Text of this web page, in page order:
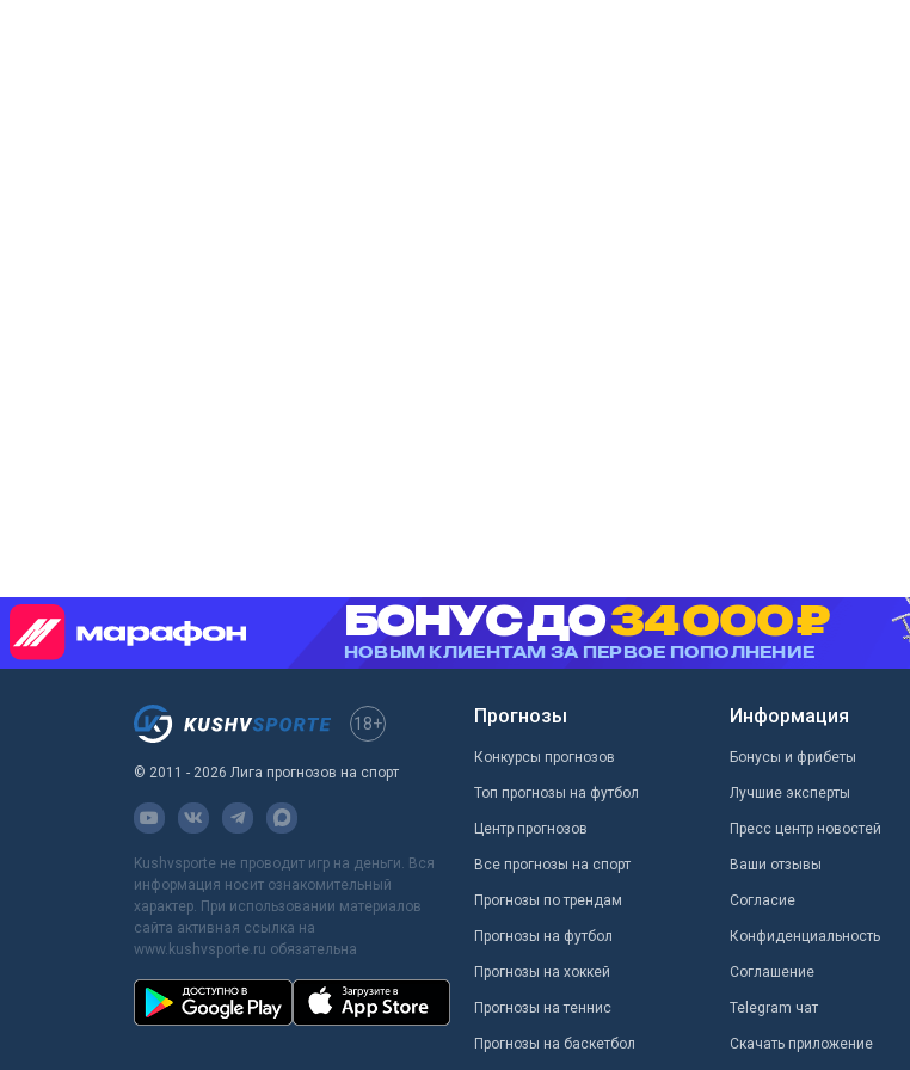
18+
© 2011 - 2026 Лига прогнозов на спорт
Kushvsporte не проводит игр на деньги. Вся
информация носит ознакомительный
характер. При использовании материалов
сайта активная ссылка на
www.kushvsporte.ru обязательна
Прогнозы
Конкурсы прогнозов
Топ прогнозы на футбол
Центр прогнозов
Все прогнозы на спорт
Прогнозы по трендам
Прогнозы на футбол
Прогнозы на хоккей
Прогнозы на теннис
Прогнозы на баскетбол
Информация
Бонусы и фрибеты
Лучшие эксперты
Пресс центр новостей
Ваши отзывы
Согласие
Конфиденциальность
Соглашение
Telegram чат
Скачать приложение